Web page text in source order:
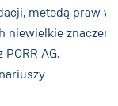
metodą praw
niewielkie
AG.